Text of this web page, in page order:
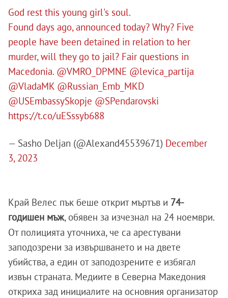
God rest this young girl's soul.
Found days ago, announced today? Why? Five
people have been detained in relation to her
murder, will they go to jail? Fair questions in
Macedonia. @VMRO_DPMNE @levica_partija
@VladaMK @Russian_Emb_MKD
@USEmbassySkopje @SPendarovski
https://t.co/uESssyb688
— Sasho Deljan (@Alexand45539671) December
3, 2023
Край Велес пък беше открит мъртъв и 74-
годишен мъж, обявен за изчезнал на 24 ноември.
От полицията уточниха, че са арестувани
заподозрени за извършването и на двете
убийства, а един от заподозрените е избягал
извън страната. Медиите в Северна Македония
откриха зад инициалите на основния организатор